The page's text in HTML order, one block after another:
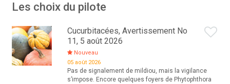
Les choix du pilote
Cucurbitacées, Avertissement No
11, 5 août 2026
Nouveau
05 août 2026
Pas de signalement de mildiou, mais la vigilance
s’impose. Encore quelques foyers de Phytophthora